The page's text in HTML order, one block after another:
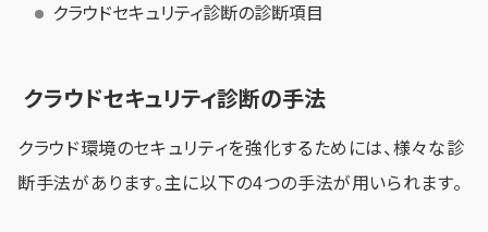
クラウドセキュリティ診断の診断項目
クラウドセキュリティ診断の手法
クラウド環境のセキュリティを強化するためには、様々な診
断手法があります。主に以下の4つの手法が用いられます。